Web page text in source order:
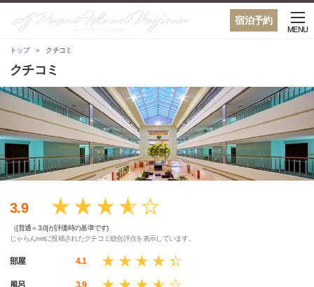
宿泊予約
MENU
トップ クチコミ
クチコミ
3.9
（[普通＝3.0]が評価時の基準です)
じゃらんnetに投稿されたクチコミ総合評点を表示しています。
部屋 4.1